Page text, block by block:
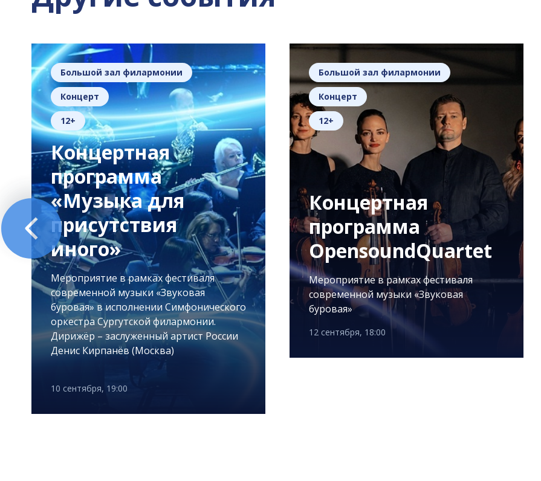
Большой зал филармонии
Концерт
12+
Концертная
программа
«Музыка для
присутствия
иного»
Мероприятие в рамках фестиваля
современной музыки «Звуковая
буровая» в исполнении Симфонического
оркестра Сургутской филармонии.
Дирижёр – заслуженный артист России
Денис Кирпанёв (Москва)
10 сентября, 19:00
Большой зал филармонии
Концерт
12+
Концертная
программа
OpensoundQuartet
Мероприятие в рамках фестиваля
современной музыки «Звуковая
буровая»
12 сентября, 18:00